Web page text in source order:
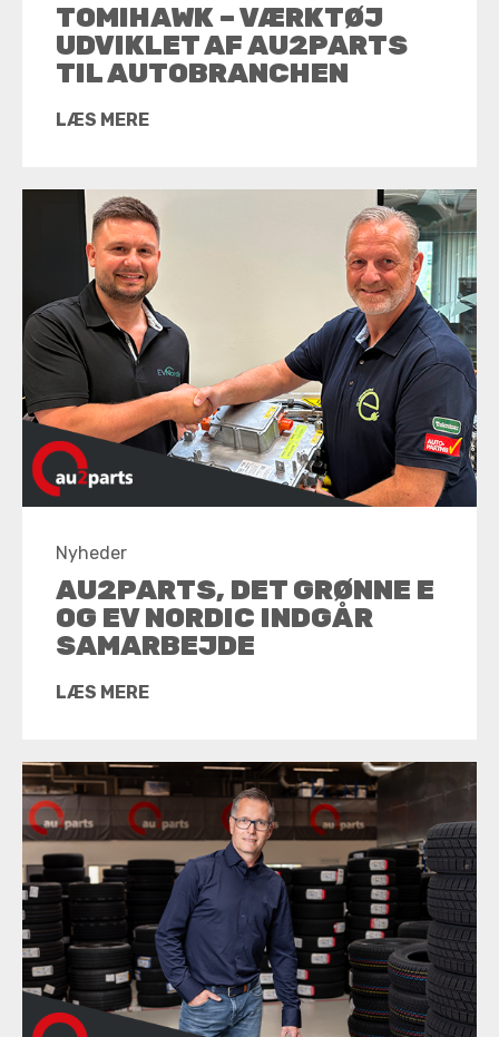
TOMIHAWK – VÆRKTØJ
UDVIKLET AF AU2PARTS
TIL AUTOBRANCHEN
LÆS MERE
Nyheder
AU2PARTS, DET GRØNNE E
OG EV NORDIC INDGÅR
SAMARBEJDE
LÆS MERE